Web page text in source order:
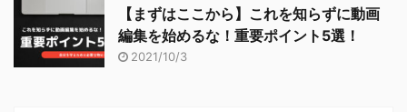
【まずはここから】これを知らずに動画
編集を始めるな！重要ポイント5選！
2021/10/3